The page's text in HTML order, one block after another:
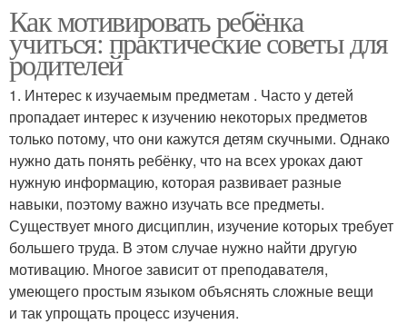
Как мотивировать ребёнка
учиться: практические советы для
родителей
1. Интерес к изучаемым предметам . Часто у детей
пропадает интерес к изучению некоторых предметов
только потому, что они кажутся детям скучными. Однако
нужно дать понять ребёнку, что на всех уроках дают
нужную информацию, которая развивает разные
навыки, поэтому важно изучать все предметы.
Существует много дисциплин, изучение которых требует
большего труда. В этом случае нужно найти другую
мотивацию. Многое зависит от преподавателя,
умеющего простым языком объяснять сложные вещи
и так упрощать процесс изучения.